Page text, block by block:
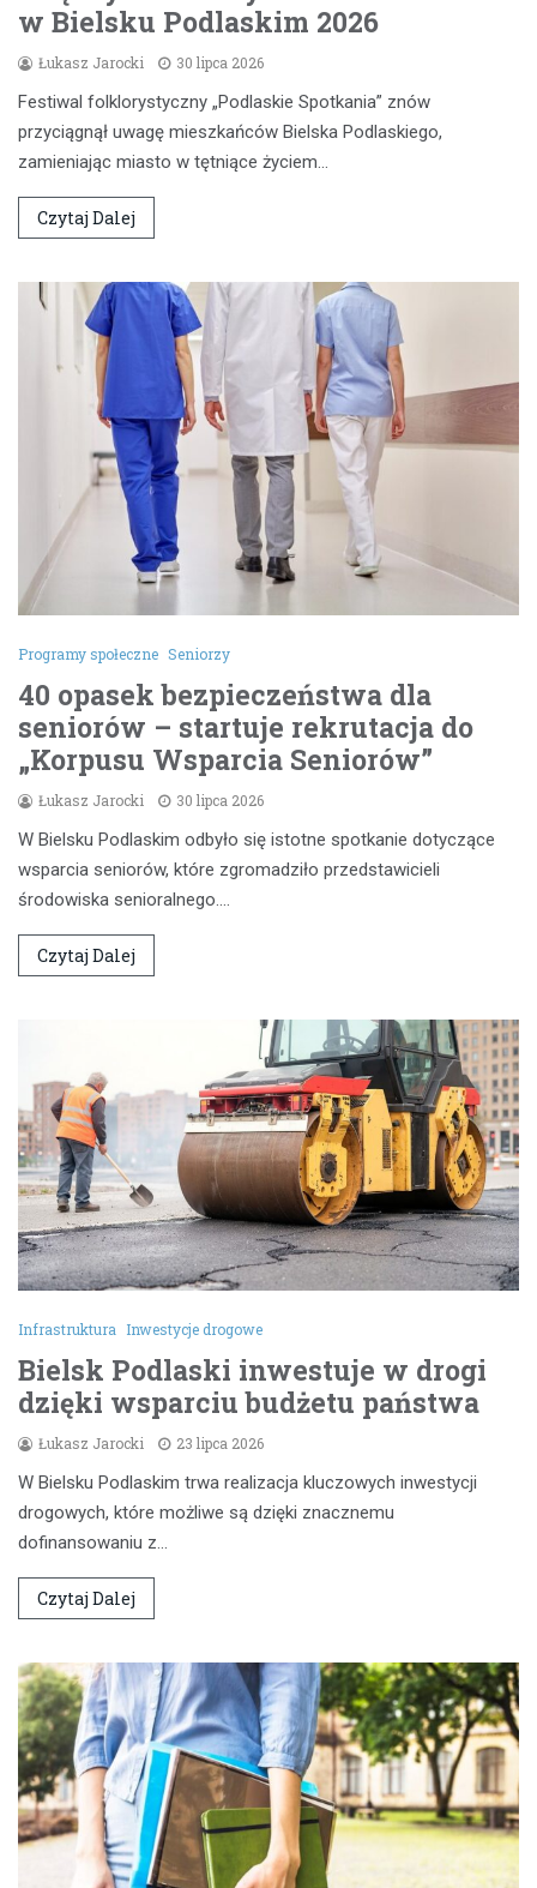
w Bielsku Podlaskim 2026
Łukasz Jarocki 30 lipca 2026
Festiwal folklorystyczny „Podlaskie Spotkania” znów
przyciągnął uwagę mieszkańców Bielska Podlaskiego,
zamieniając miasto w tętniące życiem…
Czytaj Dalej
Programy społeczne Seniorzy
40 opasek bezpieczeństwa dla
seniorów – startuje rekrutacja do
„Korpusu Wsparcia Seniorów”
Łukasz Jarocki 30 lipca 2026
W Bielsku Podlaskim odbyło się istotne spotkanie dotyczące
wsparcia seniorów, które zgromadziło przedstawicieli
środowiska senioralnego.…
Czytaj Dalej
Infrastruktura Inwestycje drogowe
Bielsk Podlaski inwestuje w drogi
dzięki wsparciu budżetu państwa
Łukasz Jarocki 23 lipca 2026
W Bielsku Podlaskim trwa realizacja kluczowych inwestycji
drogowych, które możliwe są dzięki znacznemu
dofinansowaniu z…
Czytaj Dalej